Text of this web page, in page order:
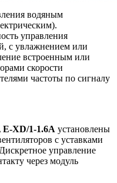
водяным
управления
c увлажнением или
встроенным или
скорости
частоты по сигналу
XD/1-1.6A установлены
с уставками
управление
через модуль